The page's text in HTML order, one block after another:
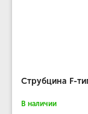
Струбцина F-
В наличии